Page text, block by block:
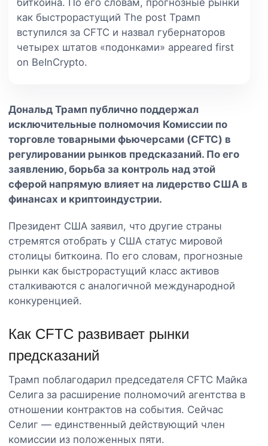
как быстрорастущий The post Трамп
вступился за CFTC и назвал губернаторов
четырех штатов «подонками» appeared first
on BeInCrypto.
Дональд Трамп публично поддержал
исключительные полномочия Комиссии по
торговле товарными фьючерсами (CFTC) в
регулировании рынков предсказаний. По его
заявлению, борьба за контроль над этой
сферой напрямую влияет на лидерство США в
финансах и криптоиндустрии.
Президент США заявил, что другие страны
стремятся отобрать у США статус мировой
столицы биткоина. По его словам, прогнозные
рынки как быстрорастущий класс активов
сталкиваются с аналогичной международной
конкуренцией.
Как CFTC развивает рынки
предсказаний
Трамп поблагодарил председателя CFTC Майка
Селига за расширение полномочий агентства в
отношении контрактов на события. Сейчас
Селиг — единственный действующий член
комиссии из положенных пяти.